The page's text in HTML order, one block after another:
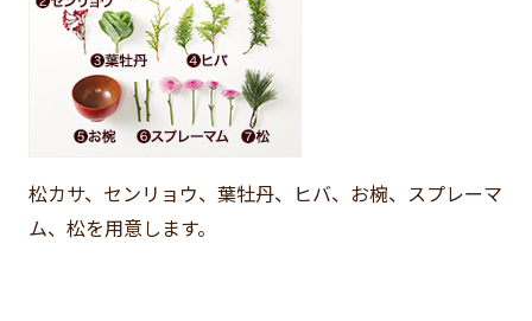
松カサ、センリョウ、葉牡丹、ヒバ、お椀、スプレーマ
ム、松を用意します。